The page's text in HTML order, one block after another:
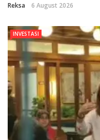
Reksa 6 August 2026
INVESTASI